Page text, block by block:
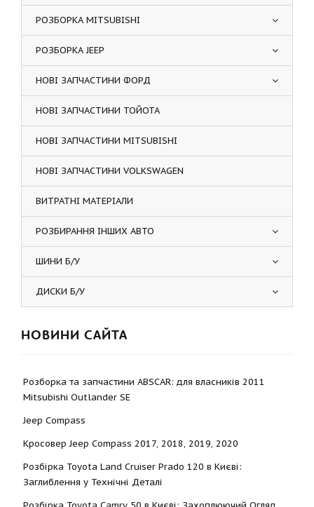
РОЗБОРКА MITSUBISHI
РОЗБОРКА JEEP
НОВІ ЗАПЧАСТИНИ ФОРД
НОВІ ЗАПЧАСТИНИ ТОЙОТА
НОВІ ЗАПЧАСТИНИ MITSUBISHI
НОВІ ЗАПЧАСТИНИ VOLKSWAGEN
ВИТРАТНІ МАТЕРІАЛИ
РОЗБИРАННЯ ІНШИХ АВТО
ШИНИ Б/У
ДИСКИ Б/У
НОВИНИ САЙТА
Розборка та запчастини ABSCAR: для власників 2011
Mitsubishi Outlander SE
Jeep Compass
Кросовер Jeep Compass 2017, 2018, 2019, 2020
Розбірка Toyota Land Cruiser Prado 120 в Києві:
Заглиблення у Технічні Деталі